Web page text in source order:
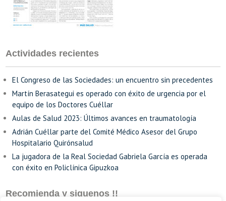
Actividades recientes
El Congreso de las Sociedades: un encuentro sin precedentes
Martín Berasategui es operado con éxito de urgencia por el
equipo de los Doctores Cuéllar
Aulas de Salud 2023: Últimos avances en traumatología
Adrián Cuéllar parte del Comité Médico Asesor del Grupo
Hospitalario Quirónsalud
La jugadora de la Real Sociedad Gabriela García es operada
con éxito en Policlínica Gipuzkoa
Recomienda y siguenos !!